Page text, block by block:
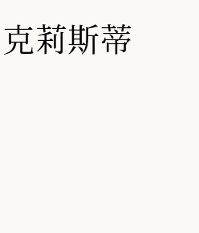
莉斯蒂